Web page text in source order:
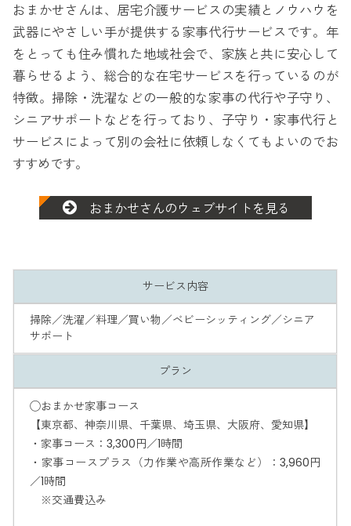
おまかせさんは、居宅介護サービスの実績とノウハウを
武器にやさしい手が提供する家事代行サービスです。年
をとっても住み慣れた地域社会で、家族と共に安心して
暮らせるよう、総合的な在宅サービスを行っているのが
特徴。掃除・洗濯などの一般的な家事の代行や子守り、
シニアサポートなどを行っており、子守り・家事代行と
サービスによって別の会社に依頼しなくてもよいのでお
すすめです。
おまかせさんのウェブサイトを見る
サービス内容
掃除／洗濯／料理／買い物／ベビーシッティング／シニア
サポート
プラン
◯おまかせ家事コース
【東京都、神奈川県、千葉県、埼玉県、大阪府、愛知県】
・家事コース：3,300円／1時間
・家事コースプラス（力作業や高所作業など）：3,960円
／1時間
※交通費込み